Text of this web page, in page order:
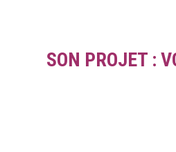
SON PROJET :